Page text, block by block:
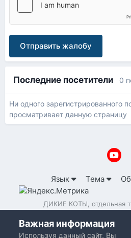
Отправить жалобу
Последние посетители 0
Ни одного зарегистрированного
просматривает данную страницу
Язык Тема
ДИКИЕ КОТЫ, отдельная
Важная информация
Используя данный сайт, Вы